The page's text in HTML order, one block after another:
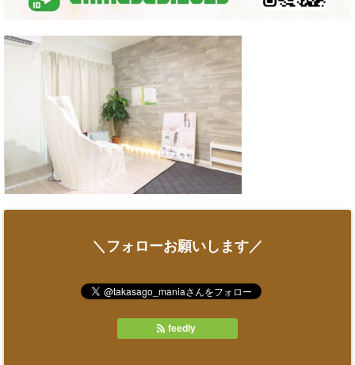
＼フォローお願いします／
feedly